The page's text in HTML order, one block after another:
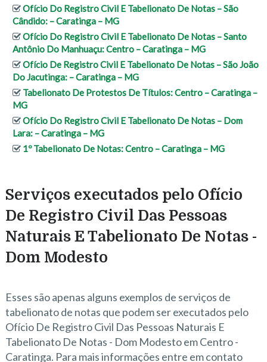
Ofício Do Registro Civil E Tabelionato De Notas – São
Cândido: – Caratinga – MG
Ofício Do Registro Civil E Tabelionato De Notas – Santo
Antônio Do Manhuaçu: Centro – Caratinga – MG
Ofício De Registro Civil E Tabelionato De Notas – São João
Do Jacutinga: – Caratinga – MG
Tabelionato De Protestos De Títulos: Centro – Caratinga –
MG
Ofício Do Registro Civil E Tabelionato De Notas – Dom
Lara: – Caratinga – MG
1º Tabelionato De Notas: Centro – Caratinga – MG
Serviços executados pelo Ofício
De Registro Civil Das Pessoas
Naturais E Tabelionato De Notas -
Dom Modesto
Esses são apenas alguns exemplos de serviços de
tabelionato de notas que podem ser executados pelo
Ofício De Registro Civil Das Pessoas Naturais E
Tabelionato De Notas - Dom Modesto em Centro -
Caratinga. Para mais informações entre em contato